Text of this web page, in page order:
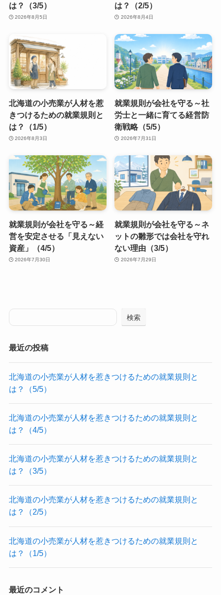
は？（3/5）
2026年8月5日
は？（2/5）
2026年8月4日
北海道の小売業が人材を惹
きつけるための就業規則と
は？（1/5）
2026年8月3日
就業規則が会社を守る～社
労士と一緒に育てる経営防
衛戦略（5/5）
2026年7月31日
就業規則が会社を守る～経
営を安定させる「見えない
資産」（4/5）
2026年7月30日
就業規則が会社を守る～ネ
ットの雛形では会社を守れ
ない理由（3/5）
2026年7月29日
検索
最近の投稿
北海道の小売業が人材を惹きつけるための就業規則と
は？（5/5）
北海道の小売業が人材を惹きつけるための就業規則と
は？（4/5）
北海道の小売業が人材を惹きつけるための就業規則と
は？（3/5）
北海道の小売業が人材を惹きつけるための就業規則と
は？（2/5）
北海道の小売業が人材を惹きつけるための就業規則と
は？（1/5）
最近のコメント